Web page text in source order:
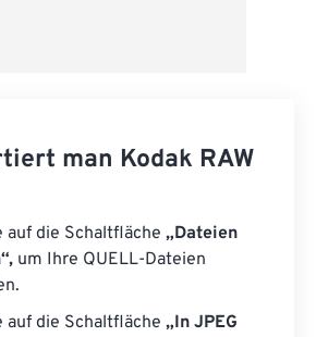
man Kodak RAW
auf die Schaltfläche „Dateien
um Ihre QUELL-Dateien
auf die Schaltfläche „In JPEG